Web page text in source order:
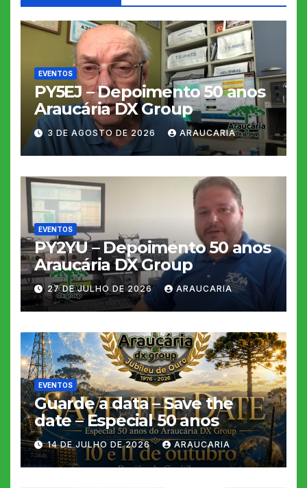
EVENTOS
PY5EJ – Depoimento 50 anos
Araucária DX Group
3 DE AGOSTO DE 2026 ARAUCARIA
EVENTOS
PY2YU – Depoimento 50 anos
Araucária DX Group
27 DE JULHO DE 2026 ARAUCARIA
EVENTOS
Guarde a data – Save the
date – Especial 50 anos
14 DE JULHO DE 2026 ARAUCARIA